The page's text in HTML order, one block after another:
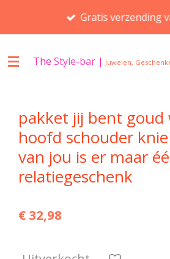
de
Gratis verzending
The Style-bar | Juwelen, Geschenken,
pakket jij bent goud
hoofd schouder
van jou is er maar
relatiegeschenk
€ 32,98